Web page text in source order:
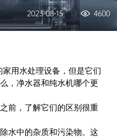
2023-08-15 4600
用水处理设备，但是它们
，净水器和纯水机哪个更
前，了解它们的区别很重
水中的杂质和污染物。这